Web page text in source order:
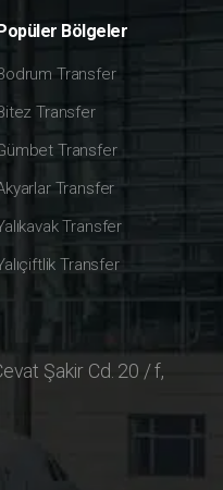
Popüler Bölgeler
Transfer
Transfer
Transfer
Transfer
Transfer
Transfer
Şakir Cd. 20 / f,